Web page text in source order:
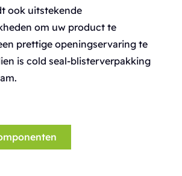
ook uitstekende
om uw product te
prettige openingservaring te
is cold seal-blisterverpakking